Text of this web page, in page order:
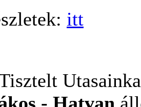
itt